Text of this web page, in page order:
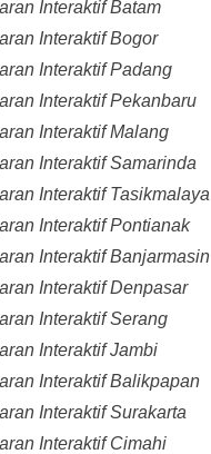
Interaktif Batam
Interaktif Bogor
Interaktif Padang
Interaktif Pekanbaru
Interaktif Malang
Interaktif Samarinda
Interaktif Tasikmalaya
Interaktif Pontianak
Interaktif Banjarmasin
Interaktif Denpasar
Interaktif Serang
Interaktif Jambi
Interaktif Balikpapan
Interaktif Surakarta
Interaktif Cimahi